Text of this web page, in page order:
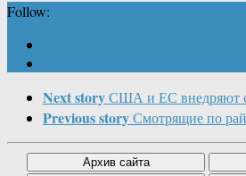
Follow:
Next storyСША и ЕС внедряют
Previous storyСмотрящие по